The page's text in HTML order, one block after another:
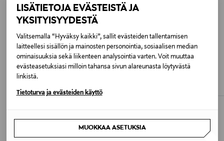
LISÄTIETOJA EVÄSTEISTÄ JA
YKSITYISYYDESTÄ
Valitsemalla “Hyväksy kaikki”, sallit evästeiden tallentamisen
laitteellesi sisällön ja mainosten personointia, sosiaalisen median
ominaisuuksia sekä liikenteen analysointia varten. Voit muuttaa
evästeasetuksiasi milloin tahansa sivun alareunasta löytyvästä
linkistä.
Tietoturva ja evästeiden käyttö
MUOKKAA ASETUKSIA
BEIGE
Koko
L 223 cm
VP0742000309
Vepsäläinen Oy
ALE –50%
ZAGG
Zagg Crystal Palace Snap - suojakuori
iPhone 15 Plus/14 Plus
FOCAL
Focal Bathys MG Bluetooth-